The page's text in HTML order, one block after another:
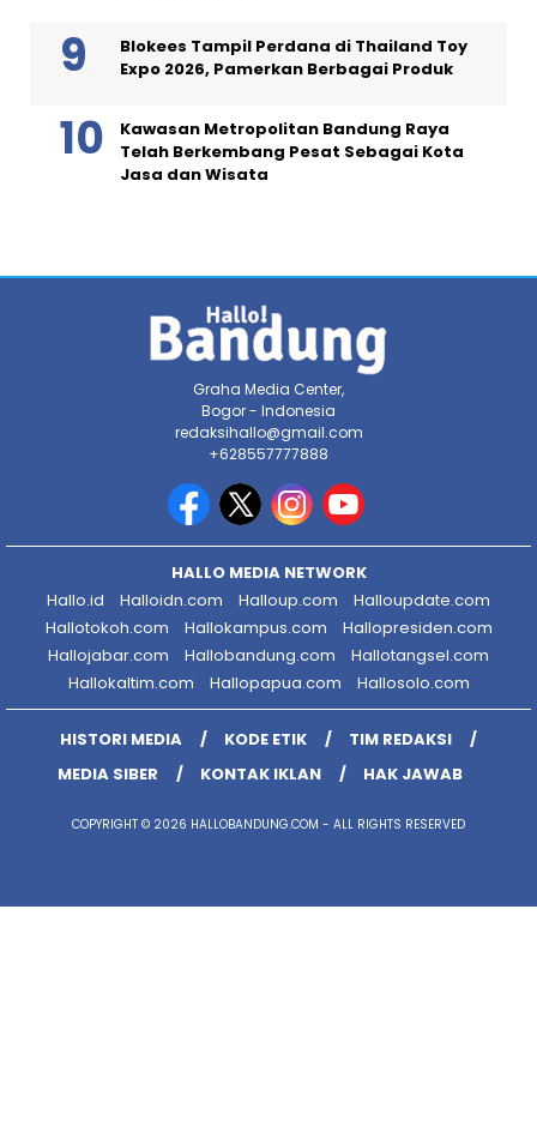
Blokees Tampil Perdana di Thailand Toy
Expo 2026, Pamerkan Berbagai Produk
Kawasan Metropolitan Bandung Raya
Telah Berkembang Pesat Sebagai Kota
Jasa dan Wisata
Graha Media Center,
Bogor - Indonesia
redaksihallo@gmail.com
+628557777888
HALLO MEDIA NETWORK
Hallo.id
Halloidn.com Halloup.com
Halloupdate.com
Hallotokoh.com
Hallokampus.com
Hallopresiden.com
Hallojabar.com
Hallobandung.com
Hallotangsel.com
Hallokaltim.com
Hallopapua.com Hallosolo.com
HISTORI MEDIA KODE ETIK
TIM REDAKSI
MEDIA SIBER
KONTAK IKLAN HAK JAWAB
COPYRIGHT © 2026 HALLOBANDUNG.COM - ALL RIGHTS RESERVED